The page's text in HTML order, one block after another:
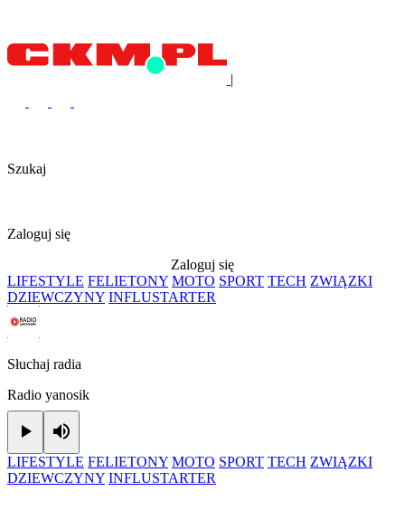
|
Szukaj
Zaloguj się
Zaloguj się
LIFESTYLE FELIETONY MOTO SPORT TECH ZWIĄZKI
DZIEWCZYNY INFLUSTARTER
Słuchaj radia
Radio yanosik
Play
LIFESTYLE FELIETONY MOTO SPORT TECH ZWIĄZKI
DZIEWCZYNY INFLUSTARTER